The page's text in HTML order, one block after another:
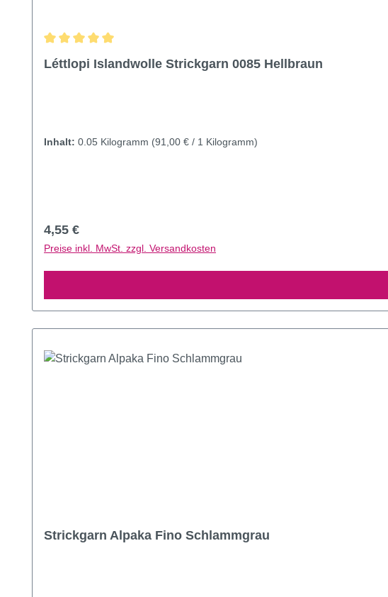
Durchschnittliche Bewertung von 5 von 5 Sternen
Léttlopi Islandwolle Strickgarn 0085 Hellbraun
Inhalt: 0.05 Kilogramm (91,00 € / 1 Kilogramm)
Regulärer Preis:
4,55 €
Preise inkl. MwSt. zzgl. Versandkosten
Strickgarn Alpaka Fino Schlammgrau